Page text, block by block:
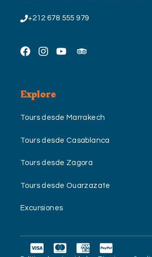
+212 678 555 979
Explore
Tours desde Marrakech
Tours desde Casablanca
Tours desde Zagora
Tours desde Ouarzazate
Excursiones